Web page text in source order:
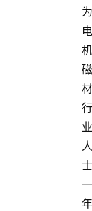
为
电
机
磁
材
行
业
人
士
一
年